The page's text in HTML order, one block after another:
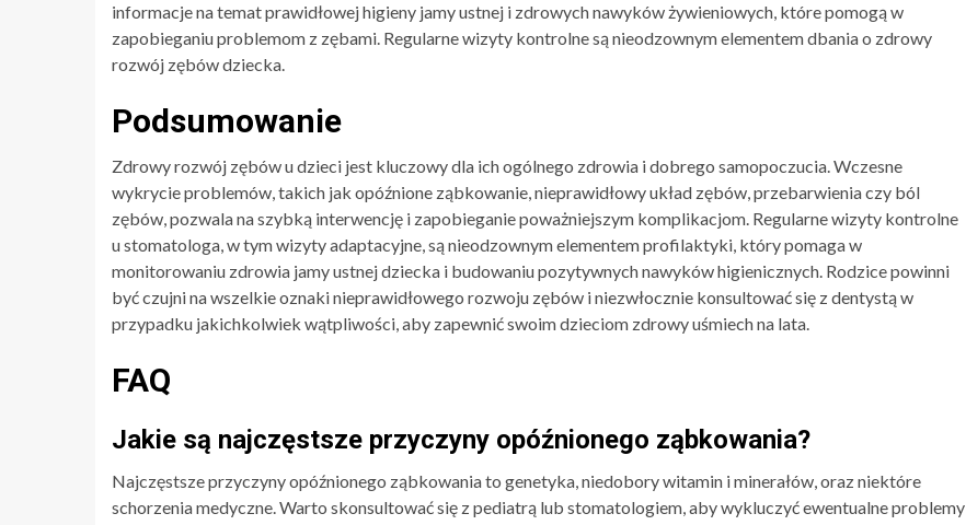
informacje na temat prawidłowej higieny jamy ustnej i zdrowych nawyków żywieniowych, które pomogą w
zapobieganiu problemom z zębami. Regularne wizyty kontrolne są nieodzownym elementem dbania o zdrowy
rozwój zębów dziecka.
Podsumowanie
Zdrowy rozwój zębów u dzieci jest kluczowy dla ich ogólnego zdrowia i dobrego samopoczucia. Wczesne
wykrycie problemów, takich jak opóźnione ząbkowanie, nieprawidłowy układ zębów, przebarwienia czy ból
zębów, pozwala na szybką interwencję i zapobieganie poważniejszym komplikacjom. Regularne wizyty kontrolne
u stomatologa, w tym wizyty adaptacyjne, są nieodzownym elementem profilaktyki, który pomaga w
monitorowaniu zdrowia jamy ustnej dziecka i budowaniu pozytywnych nawyków higienicznych. Rodzice powinni
być czujni na wszelkie oznaki nieprawidłowego rozwoju zębów i niezwłocznie konsultować się z dentystą w
przypadku jakichkolwiek wątpliwości, aby zapewnić swoim dzieciom zdrowy uśmiech na lata.
FAQ
Jakie są najczęstsze przyczyny opóźnionego ząbkowania?
Najczęstsze przyczyny opóźnionego ząbkowania to genetyka, niedobory witamin i minerałów, oraz niektóre
schorzenia medyczne. Warto skonsultować się z pediatrą lub stomatologiem, aby wykluczyć ewentualne problemy